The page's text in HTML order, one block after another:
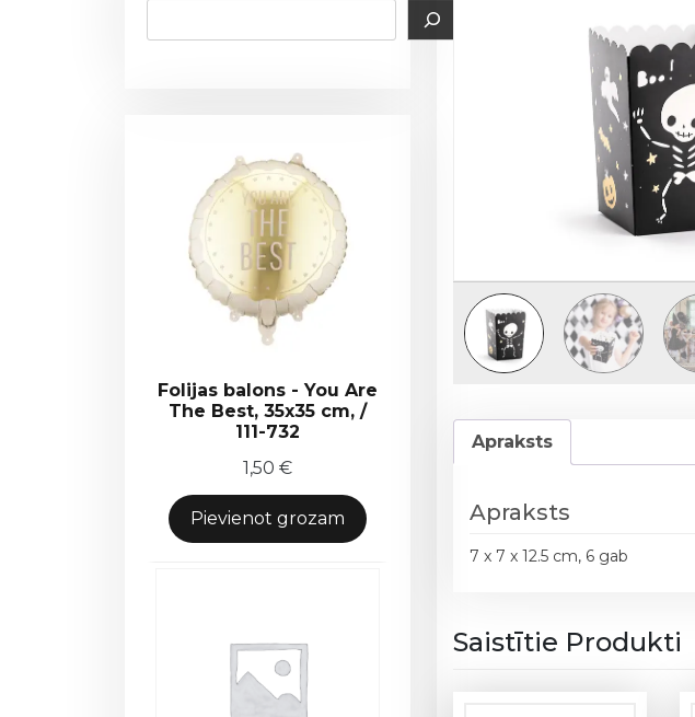
Folijas balons - You Are
The Best, 35x35 cm, /
111-732
1,50 €
Pievienot grozam
Apraksts
Apraksts
7 x 7 x 12.5 cm, 6 gab
Saistītie Produkti